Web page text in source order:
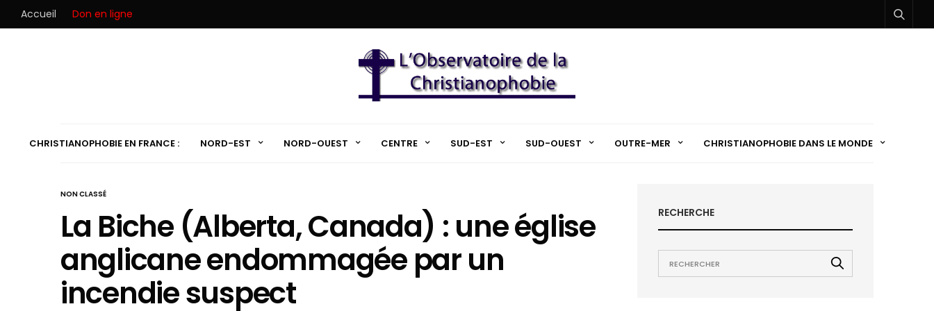
Accueil Don en ligne
CHRISTIANOPHOBIE EN FRANCE : NORD-EST NORD-OUEST CENTRE SUD-EST SUD-OUEST OUTRE-MER CHRISTIANOPHOBIE DANS LE MONDE
NON CLASSÉ
La Biche (Alberta, Canada) : une église
anglicane endommagée par un
incendie suspect
RECHERCHE